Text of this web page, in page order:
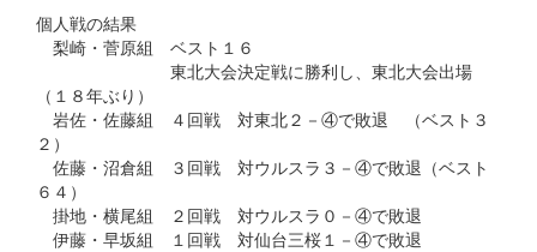
個人戦の結果
梨崎・菅原組 ベスト１６
東北大会決定戦に勝利し、東北大会出場
（１８年ぶり）
岩佐・佐藤組 ４回戦 対東北２－④で敗退 （ベスト３
２）
佐藤・沼倉組 ３回戦 対ウルスラ３－④で敗退（ベスト
６４）
掛地・横尾組 ２回戦 対ウルスラ０－④で敗退
伊藤・早坂組 １回戦 対仙台三桜１－④で敗退